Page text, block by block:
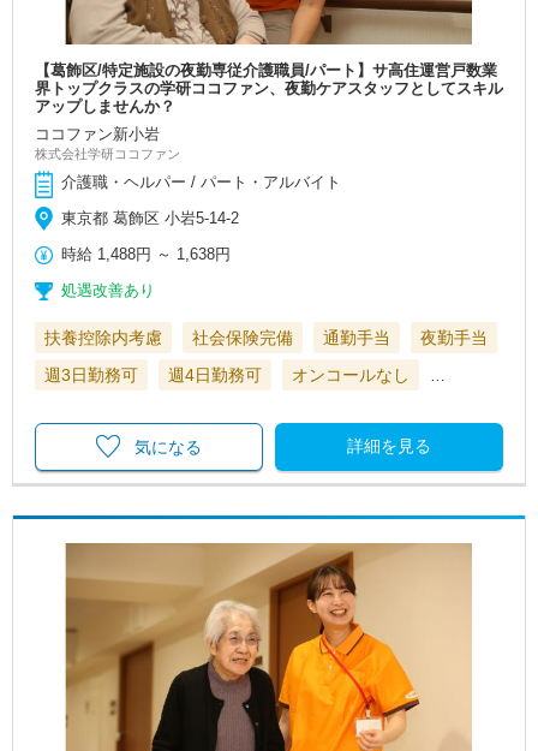
【葛飾区/特定施設の夜勤専従介護職員/パート】サ高住運営戸数業
界トップクラスの学研ココファン、夜勤ケアスタッフとしてスキル
アップしませんか？
ココファン新小岩
株式会社学研ココファン
介護職・ヘルパー / パート・アルバイト
東京都 葛飾区 小岩5-14-2
時給 1,488円 ～ 1,638円
処遇改善あり
扶養控除内考慮 社会保険完備 通勤手当
夜勤手当
週3日勤務可
週4日勤務可 オンコールなし …
詳細を見る
気になる